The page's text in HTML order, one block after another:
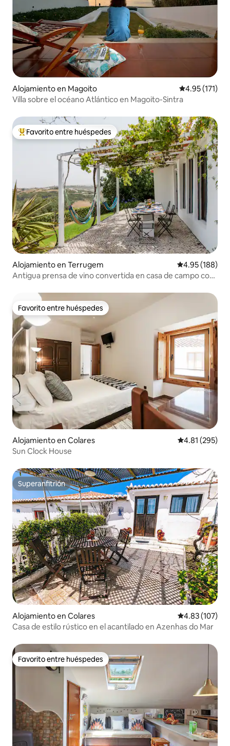
Alojamiento en Magoito Calificación
4.95 (171)
Villa sobre el océano Atlántico en Magoito-Sintra
Favorito entre huéspedes preferido
Favorito entre huéspedes
Alojamiento en Terrugem Calificación
4.95 (188)
Antigua prensa de vino convertida en casa de campo con
Favorito entre huéspedes
Favorito entre huéspedes
Alojamiento en Colares Calificación
4.81 (295)
Sun Clock House
Superanfitrión
Superanfitrión
Alojamiento en Colares Calificación
4.83 (107)
Casa de estilo rústico en el acantilado en Azenhas do Mar
Favorito entre huéspedes
Favorito entre huéspedes